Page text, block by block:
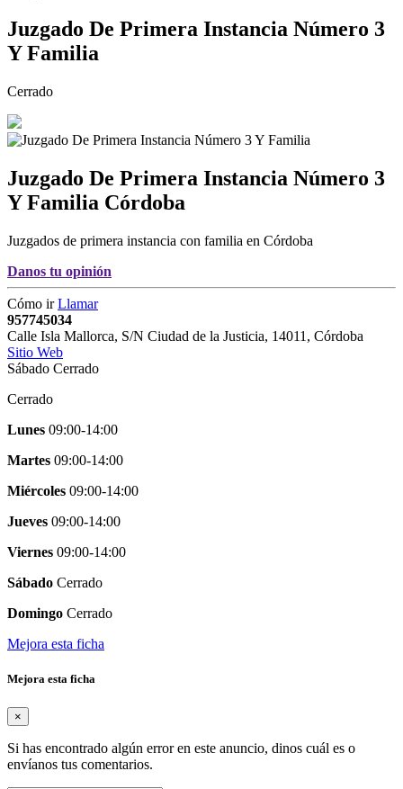
Juzgado De Primera Instancia Número 3
Y Familia
Cerrado
Juzgado De Primera Instancia Número 3
Y Familia Córdoba
Juzgados de primera instancia con familia en Córdoba
Danos tu opinión
Cómo irLlamar
957745034
Calle Isla Mallorca, S/N Ciudad de la Justicia, 14011 , Córdoba
Sitio Web
Sábado Cerrado
Cerrado
Lunes 09:00-14:00
Martes 09:00-14:00
Miércoles 09:00-14:00
Jueves 09:00-14:00
Viernes 09:00-14:00
Sábado Cerrado
Domingo Cerrado
Mejora esta ficha
Mejora esta ficha
×
Si has encontrado algún error en este anuncio, dinos cuál es o
envíanos tus comentarios.